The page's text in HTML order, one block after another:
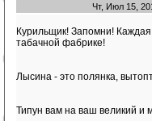
Чт, Июл 15,
Курильщик! Запомни!
табачной фабрике!
Лысина - это полянка,
Типун вам на ваш великий и